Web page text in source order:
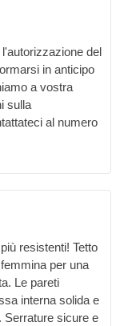
del
in anticipo
a vostra
sulla
al numero
resistenti! Tetto
per una
Le pareti
interna solida e
Serrature sicure e